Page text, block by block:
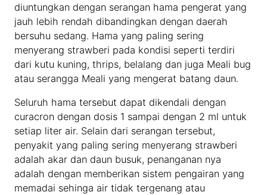
diuntungkan dengan serangan hama pengerat yang
jauh lebih rendah dibandingkan dengan daerah
bersuhu sedang. Hama yang paling sering
menyerang strawberi pada kondisi seperti terdiri
dari kutu kuning, thrips, belalang dan juga Meali bug
atau serangga Meali yang mengerat batang daun.
Seluruh hama tersebut dapat dikendali dengan
curacron dengan dosis 1 sampai dengan 2 ml untuk
setiap liter air. Selain dari serangan tersebut,
penyakit yang paling sering menyerang strawberi
adalah akar dan daun busuk, penanganan nya
adalah dengan memberikan sistem pengairan yang
memadai sehinga air tidak tergenang atau